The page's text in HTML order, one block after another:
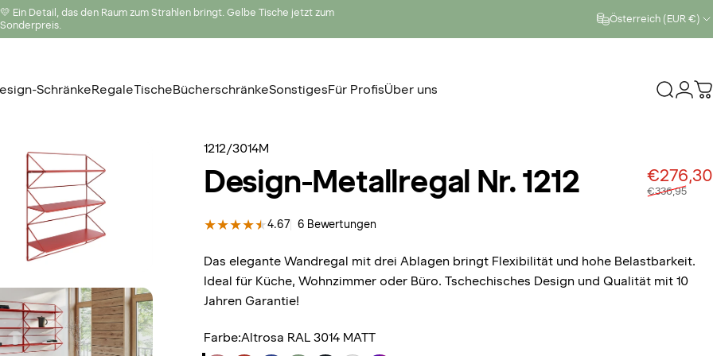
💛 Ein Detail, das den Raum zum Strahlen bringt. Gelbe Tische jetzt zum
Sonderpreis.
Österreich (EUR €)
SchränkeRegaleTischeBücherschränkeSonstigesFür ProfisÜber uns Suche
1212/3014M
Design-Metallregal Nr.1212 €276,30
€336,95
4.67 6 Bewertungen6 Bewertungen insgesamt
Das elegante Wandregal mit drei Ablagen bringt Flexibilität und hohe Belastbarkeit.
Ideal für Küche, Wohnzimmer oder Büro. Tschechisches Design und Qualität mit 10
Jahren Garantie!
Farbe
Farbe:Altrosa RAL 3014 MATT